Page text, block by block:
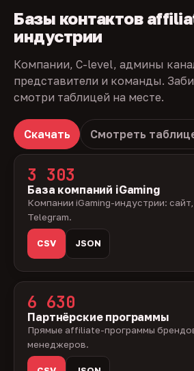
Базы контактов
индустрии
Компании, C-level, админы
представители и команды.
смотри таблицей на месте.
Скачать Смотреть
3 303
База компаний iGaming
Компании iGaming-индустрии:
Telegram.
CSV JSON
6 630
Партнёрские программы
Прямые affiliate-программы
менеджеров.